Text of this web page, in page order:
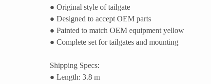
● Original style of tailgate
● Designed to accept OEM parts
● Painted to match OEM equipment yellow
● Complete set for tailgates and mounting
Shipping Specs:
● Length: 3.8 m